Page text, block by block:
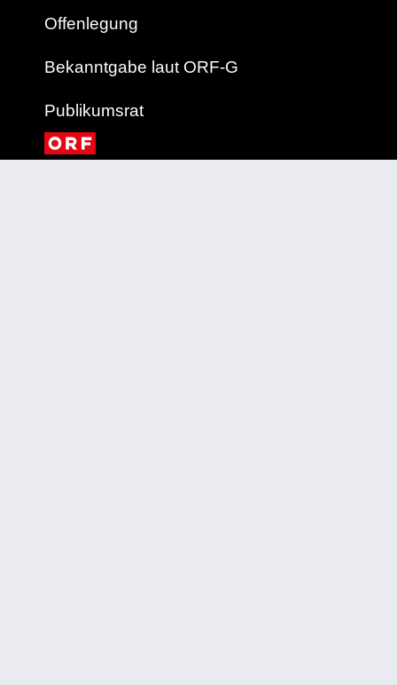
Offenlegung
Bekanntgabe laut ORF-G
Publikumsrat